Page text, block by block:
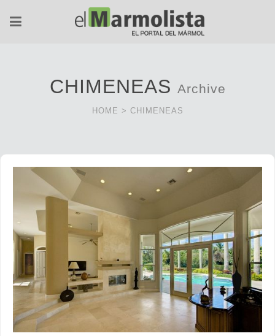
CHIMENEAS Archive
HOME > CHIMENEAS